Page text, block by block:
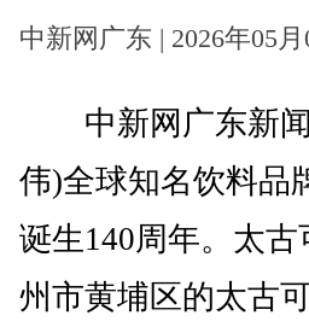
中新网广东 | 2026年05
中新网广东新闻
伟)全球知名饮料品
诞生140周年。太
州市黄埔区的太古